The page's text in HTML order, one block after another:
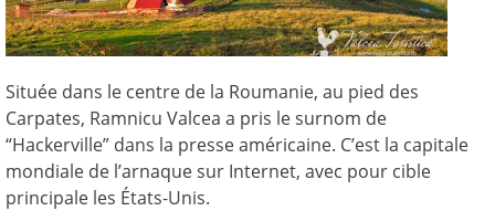
Située dans le centre de la Roumanie, au pied des
Carpates, Ramnicu Valcea a pris le surnom de
“Hackerville” dans la presse américaine. C’est la capitale
mondiale de l’arnaque sur Internet, avec pour cible
principale les États-Unis.